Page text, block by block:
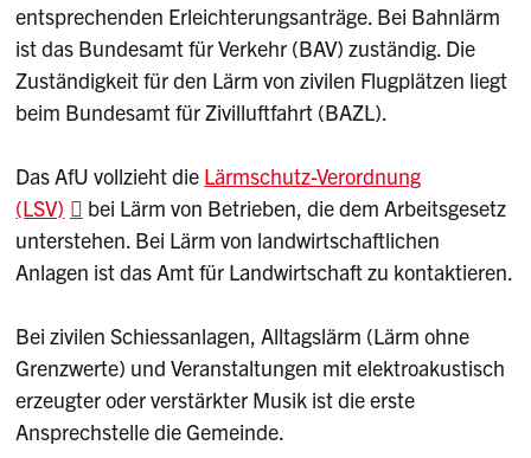
entsprechenden Erleichterungsanträge. Bei Bahnlärm
ist das Bundesamt für Verkehr (BAV) zuständig. Die
Zuständigkeit für den Lärm von zivilen Flugplätzen liegt
beim Bundesamt für Zivilluftfahrt (BAZL).
Das AfU vollzieht die Lärmschutz-Verordnung
(LSV)
bei Lärm von Betrieben, die dem Arbeitsgesetz
unterstehen. Bei Lärm von landwirtschaftlichen
Anlagen ist das Amt für Landwirtschaft zu kontaktieren.
Bei zivilen Schiessanlagen, Alltagslärm (Lärm ohne
Grenzwerte) und Veranstaltungen mit elektroakustisch
erzeugter oder verstärkter Musik ist die erste
Ansprechstelle die Gemeinde.